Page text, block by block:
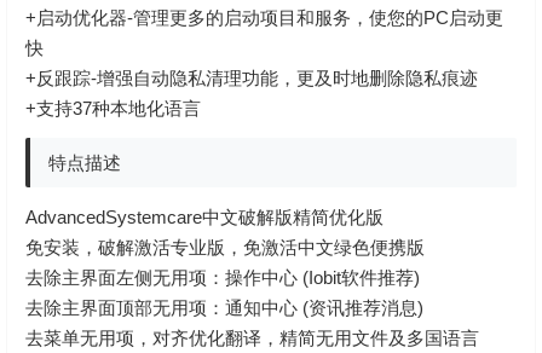
+启动优化器-管理更多的启动项目和服务，使您的PC启动更
快
+反跟踪-增强自动隐私清理功能，更及时地删除隐私痕迹
+支持37种本地化语言
特点描述
AdvancedSystemcare中文破解版精简优化版
免安装，破解激活专业版，免激活中文绿色便携版
去除主界面左侧无用项：操作中心 (Iobit软件推荐)
去除主界面顶部无用项：通知中心 (资讯推荐消息)
去菜单无用项，对齐优化翻译，精简无用文件及多国语言